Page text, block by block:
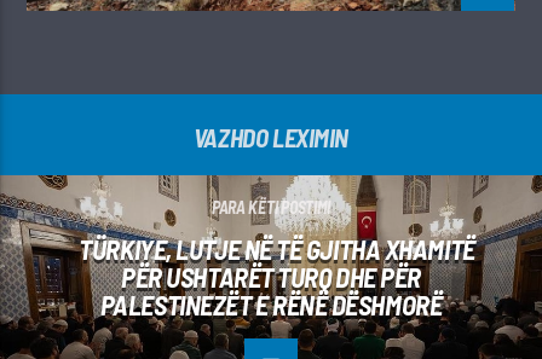
VAZHDO LEXIMIN
PARA KËTI POSTIMI
TÜRKIYE, LUTJE NË TË GJITHA XHAMITË
PËR USHTARËT TURQ DHE PËR
PALESTINEZËT E RËNË DËSHMORË